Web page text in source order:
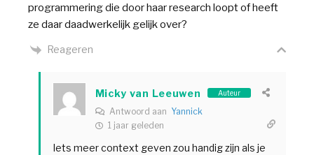
programmering die door haar research loopt of heeft
ze daar daadwerkelijk gelijk over?
Reageren
Micky van Leeuwen Auteur
Antwoord aan Yannick
1 jaar geleden
Iets meer context geven zou handig zijn als je